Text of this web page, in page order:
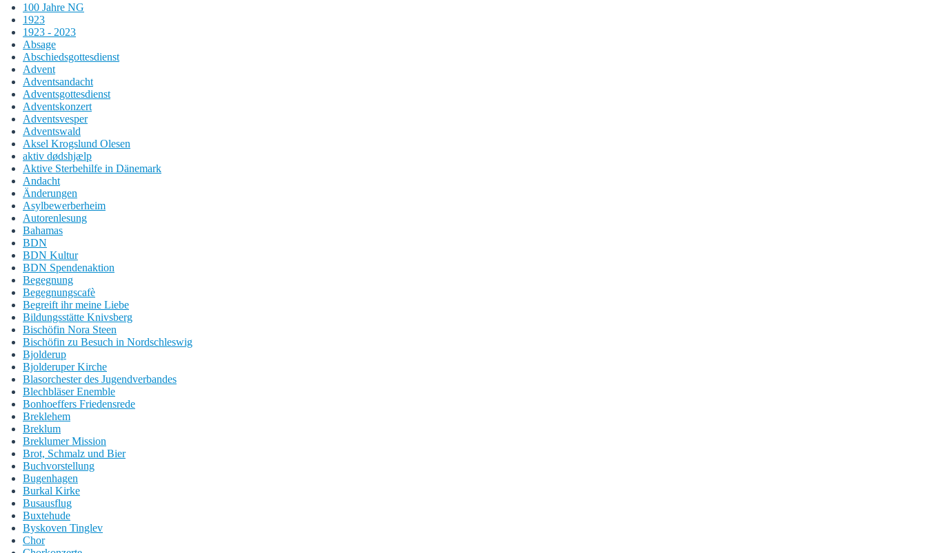
100 Jahre NG
1923
1923 - 2023
Absage
Abschiedsgottesdienst
Advent
Adventsandacht
Adventsgottesdienst
Adventskonzert
Adventsvesper
Adventswald
Aksel Krogslund Olesen
aktiv dødshjælp
Aktive Sterbehilfe in Dänemark
Andacht
Änderungen
Asylbewerberheim
Autorenlesung
Bahamas
BDN
BDN Kultur
BDN Spendenaktion
Begegnung
Begegnungscafè
Begreift ihr meine Liebe
Bildungsstätte Knivsberg
Bischöfin Nora Steen
Bischöfin zu Besuch in Nordschleswig
Bjolderup
Bjolderuper Kirche
Blasorchester des Jugendverbandes
Blechbläser Enemble
Bonhoeffers Friedensrede
Breklehem
Breklum
Breklumer Mission
Brot, Schmalz und Bier
Buchvorstellung
Bugenhagen
Burkal Kirke
Busausflug
Buxtehude
Byskoven Tinglev
Chor